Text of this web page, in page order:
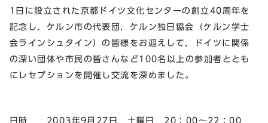
1日に設立された京都ドイツ文化センターの創立40周年を
記念し，ケルン市の代表団，ケルン独日協会（ケルン学士
会ラインシュタイン）の皆様をお迎えして，ドイツに関係
の深い団体や市民の皆さんなど100名以上の参加者ととも
にレセプションを開催し交流を深めました。
日時 2003年9月27日 土曜日 20：00～22：00